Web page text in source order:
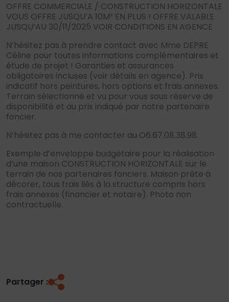
OFFRE COMMERCIALE / CONSTRUCTION HORIZONTALE
VOUS OFFRE JUSQU’A 10M² EN PLUS ! OFFRE VALABLE
JUSQU’AU 30/11/2025 VOIR CONDITIONS EN AGENCE
N’hésitez pas à prendre contact avec Mme DEPRE
Céline pour toutes informations complémentaires et
étude de projet ! Garanties et assurances
obligatoires incluses (voir détails en agence). Prix
indicatif hors peintures, hors options et frais annexes.
Terrain sélectionné et vu pour vous sous réserve de
disponibilité et au prix indiqué par notre partenaire
foncier.
N’hésitez pas à me contacter au O6.67.08.38.98.
Exemple d’enveloppe budgétaire pour la réalisation
d’une maison CONSTRUCTION HORIZONTALE sur le
terrain de nos partenaires fonciers. Maison prête à
décorer, tous frais liés à la structure compris hors
frais annexes (financier et notaire). Photo non
contractuelle.
Partager :